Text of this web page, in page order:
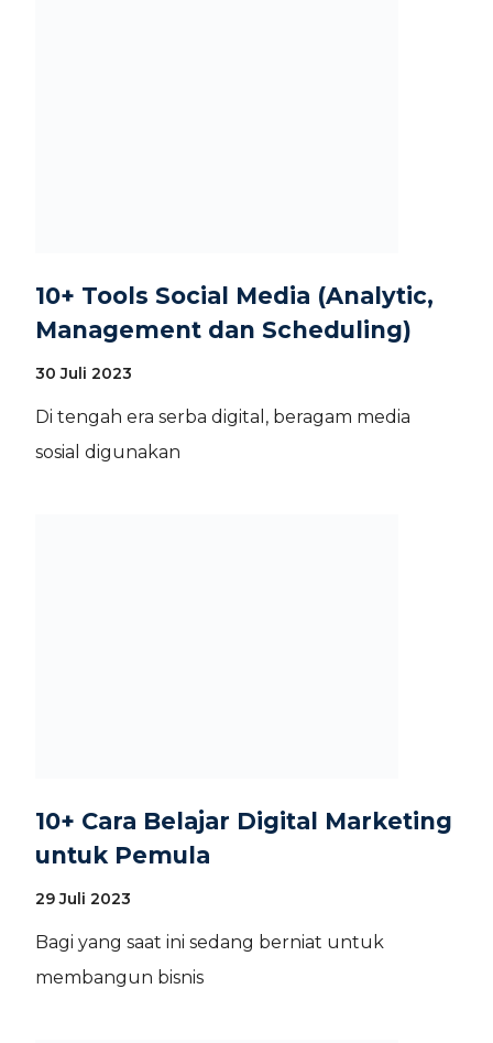
10+ Tools Social Media (Analytic,
Management dan Scheduling)
30 Juli 2023
Di tengah era serba digital, beragam media
sosial digunakan
10+ Cara Belajar Digital Marketing
untuk Pemula
29 Juli 2023
Bagi yang saat ini sedang berniat untuk
membangun bisnis